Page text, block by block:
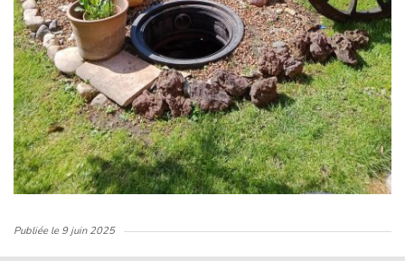
Publiée le9 juin 2025